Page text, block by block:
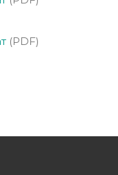
(PDF)